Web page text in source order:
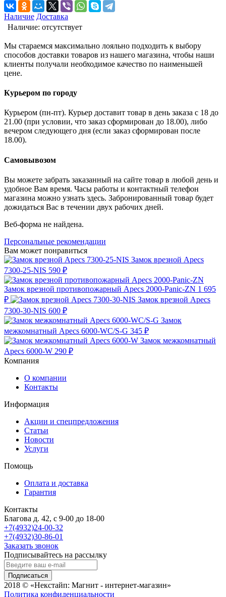
Наличие Доставка
Наличие: отсутствует
Мы стараемся максимально лояльно подходить к выбору
способов доставки товаров из нашего магазина, чтобы наши
клиенты получали необходимое качество по наименьшей
цене.
Курьером по городу
Курьером (пн-пт). Курьер доставит товар в день заказа с 18 до
21.00 (при условии, что заказ сформирован до 18.00), либо
вечером следующего дня (если заказ сформирован после
18.00).
Самовывозом
Вы можете забрать заказанный на сайте товар в любой день и
удобное Вам время. Часы работы и контактный телефон
магазина можно узнать здесь. Забронированный товар будет
дожидаться Вас в течении двух рабочих дней.
Веб-форма не найдена.
Персональные рекомендации
Вам может понравиться
Замок врезной Apecs
7300-25-NIS 590 ₽
Замок врезной противопожарный Apecs 2000-Panic-ZN 1 695
₽
Замок врезной Apecs
7300-30-NIS 600 ₽
Замок
межкомнатный Apecs 6000-WC/S-G 345 ₽
Замок межкомнатный
Apecs 6000-W 290 ₽
Компания
О компании
Контакты
Информация
Акции и спецпредложения
Статьи
Новости
Услуги
Помощь
Оплата и доставка
Гарантия
Контакты
Благова д. 42, с 9-00 до 18-00
+7(4932)24-00-32
+7(4932)30-86-01
Заказать звонок
Подписывайтесь на рассылку
Подписаться
2018 © «Некстайп: Магнит - интернет-магазин»
Политика конфиденциальности